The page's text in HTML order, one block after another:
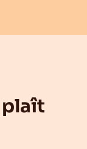
plaît